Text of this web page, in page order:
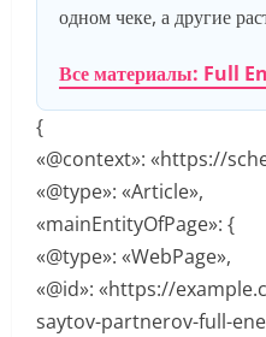
одном чеке, а другие
Все материалы: Full
{
«@context»: «https://
«@type»: «Article»,
«mainEntityOfPage»: {
«@type»: «WebPage»,
«@id»: «https://
saytov-partnerov-full-